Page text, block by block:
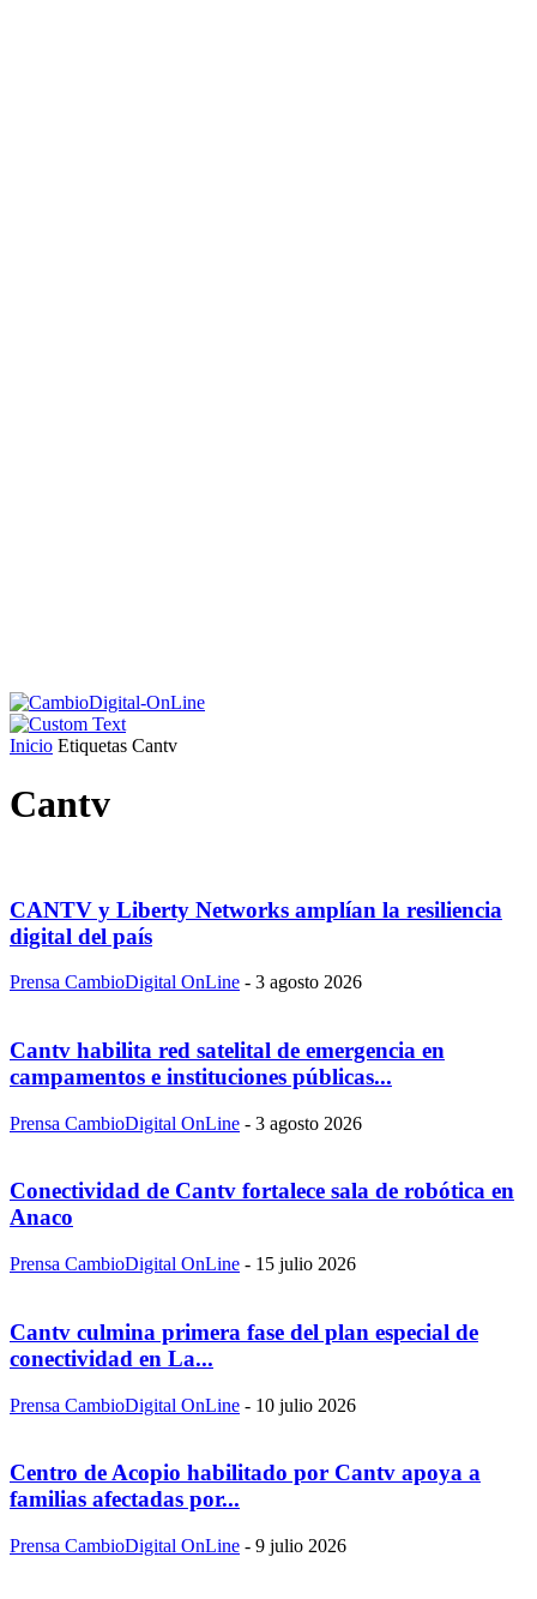
Inicio Etiquetas Cantv
Cantv
CANTV y Liberty Networks amplían la resiliencia
digital del país
Prensa CambioDigital OnLine - 3 agosto 2026
Cantv habilita red satelital de emergencia en
campamentos e instituciones públicas...
Prensa CambioDigital OnLine - 3 agosto 2026
Conectividad de Cantv fortalece sala de robótica en
Anaco
Prensa CambioDigital OnLine - 15 julio 2026
Cantv culmina primera fase del plan especial de
conectividad en La...
Prensa CambioDigital OnLine - 10 julio 2026
Centro de Acopio habilitado por Cantv apoya a
familias afectadas por...
Prensa CambioDigital OnLine - 9 julio 2026